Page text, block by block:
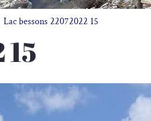
Lac bessons 22072022 15